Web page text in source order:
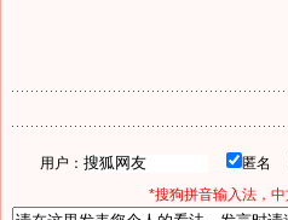
用户： 匿名
*搜狗拼音输入法，